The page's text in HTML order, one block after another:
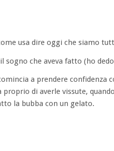
usa dire oggi che siamo
che aveva fatto (ho
a prendere
di averle vissute,
la bubba con un gelato.